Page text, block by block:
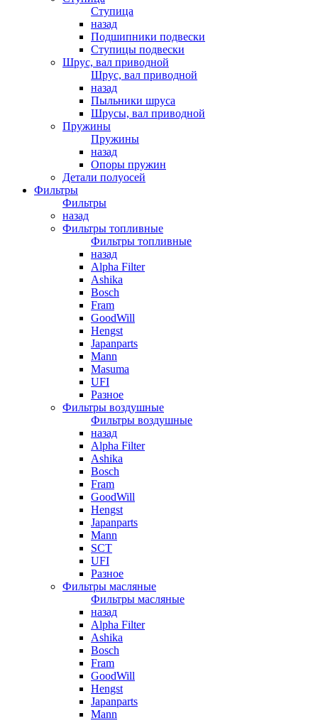
Ступица
назад
Подшипники подвески
Ступицы подвески
Шрус, вал приводной
Шрус, вал приводной
назад
Пыльники шруса
Шрусы, вал приводной
Пружины
Пружины
назад
Опоры пружин
Детали полуосей
Фильтры
Фильтры
назад
Фильтры топливные
Фильтры топливные
назад
Alpha Filter
Ashika
Bosch
Fram
GoodWill
Hengst
Japanparts
Mann
Masuma
UFI
Разное
Фильтры воздушные
Фильтры воздушные
назад
Alpha Filter
Ashika
Bosch
Fram
GoodWill
Hengst
Japanparts
Mann
SCT
UFI
Разное
Фильтры масляные
Фильтры масляные
назад
Alpha Filter
Ashika
Bosch
Fram
GoodWill
Hengst
Japanparts
Mann